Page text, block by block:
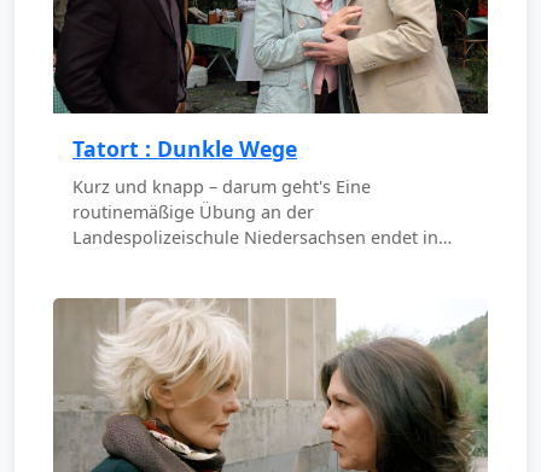
Tatort : Dunkle Wege
Kurz und knapp – darum geht's Eine
routinemäßige Übung an der
Landespolizeischule Niedersachsen endet in…